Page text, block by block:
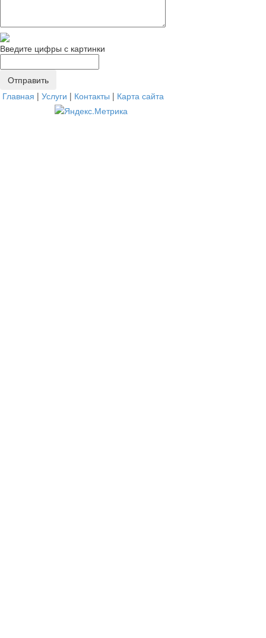
Введите цифры с картинки
Главная | Услуги | Контакты | Карта сайта